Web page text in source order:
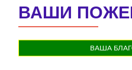
ВАШИ
ВАША